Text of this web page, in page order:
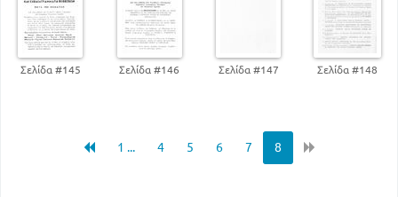
Σελίδα #145 Σελίδα #146 Σελίδα #147 Σελίδα #148
1 ... 4 5 6 7 8